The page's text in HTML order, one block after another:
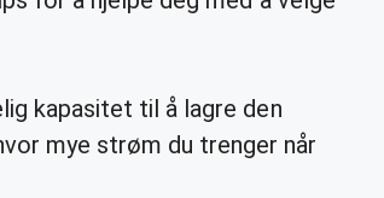
kapasitet til å lagre den
mye strøm du trenger når